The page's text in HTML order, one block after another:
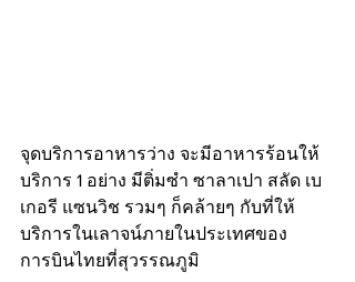
จุดบริการอาหารว่าง จะมีอาหารร้อนให้
บริการ 1 อย่าง มีติ่มซำ ซาลาเปา สลัด เบ
เกอรี แซนวิช รวมๆ ก็คล้ายๆ กับที่ให้
บริการในเลาจน์ภายในประเทศของ
การบินไทยที่สุวรรณภูมิ